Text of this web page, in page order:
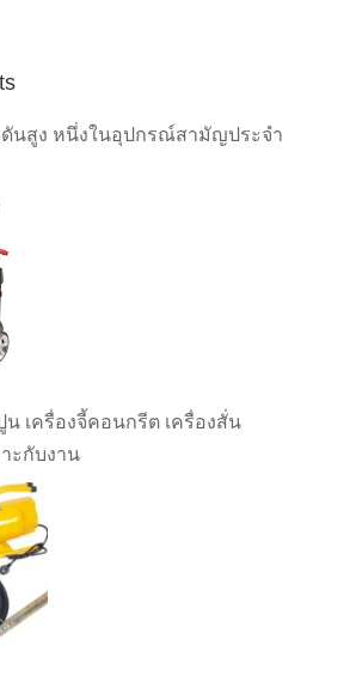
ดันสูง หนึ่งในอุปกรณ์สามัญประจำ
น เครื่องจี้คอนกรีต เครื่องสั่น
ะกับงาน